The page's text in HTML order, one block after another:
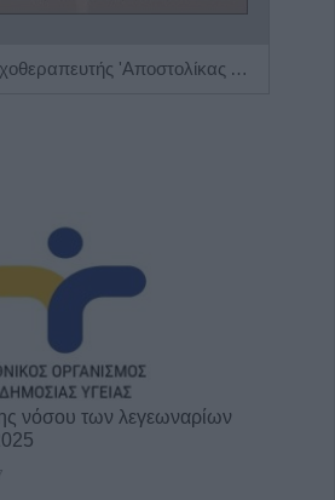
Ψυχίατρος - Ψυχοθεραπευτής 'Αποστολίκας Απόστολος'
νόσου των λεγεωναρίων